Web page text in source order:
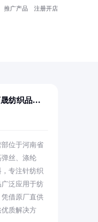
推广产品 注册开店
纺织品经
位于河南省
丝、涤纶
专注针纺织
泛应用于纺
借原厂直供
质解决方